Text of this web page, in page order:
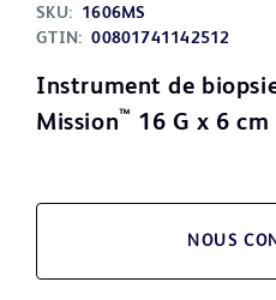
SKU:
1606MS
GTIN: 00801741142512
Instrument de
Mission™ 16 G x 6
NOUS